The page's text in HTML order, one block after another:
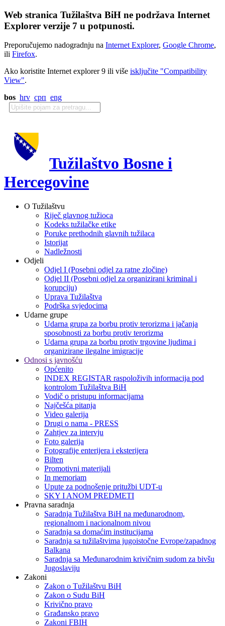
Web stranica Tužilaštva BiH ne podržava Internet
Explorer verzije 7 u potpunosti.
Preporučujemo nadogradnju na Internet Explorer, Google Chrome,
ili Firefox.
Ako koristite Internet explorer 9 ili više isključite "Compatibility
View".
bos hrv срп eng
Tužilaštvo Bosne i
Hercegovine
O Tužilaštvu
Riječ glavnog tužioca
Kodeks tužilačke etike
Poruke prethodnih glavnih tužilaca
Istorijat
Nadležnosti
Odjeli
Odjel I (Posebni odjel za ratne zločine)
Odjel II (Posebni odjel za organizirani kriminal i
korupciju)
Uprava Tužilaštva
Podrška svjedocima
Udarne grupe
Udarna grupa za borbu protiv terorizma i jačanja
sposobnosti za borbu protiv terorizma
Udarna grupa za borbu protiv trgovine ljudima i
organizirane ilegalne imigracije
Odnosi s javnošću
Općenito
INDEX REGISTAR raspoloživih informacija pod
kontrolom Tužilaštva BiH
Vodič o pristupu informacijama
Najčešća pitanja
Video galerija
Drugi o nama - PRESS
Zahtjev za intervju
Foto galerija
Fotografije enterijera i eksterijera
Bilten
Promotivni materijali
In memoriam
Upute za podnošenje pritužbi UDT-u
SKY I ANOM PREDMETI
Pravna saradnja
Saradnja Tužilaštva BiH na međunarodnom,
regionalnom i nacionalnom nivou
Saradnja sa domaćim institucijama
Saradnja sa tužilaštvima jugoistočne Evrope/zapadnog
Balkana
Saradnja sa Međunarodnim krivičnim sudom za bivšu
Jugoslaviju
Zakoni
Zakon o Тužilaštvu BiH
Zakon o Sudu BiH
Krivično pravo
Građansko pravo
Zakoni FBIH